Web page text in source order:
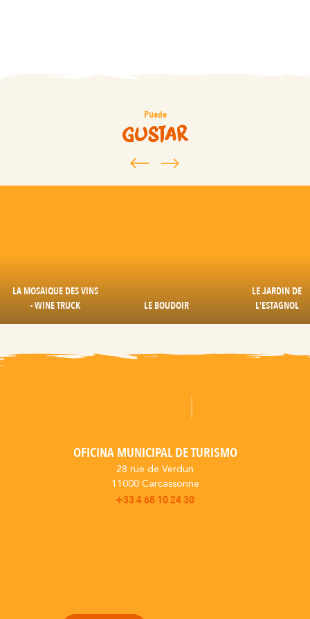
Puede
gustar
LA MOSAIQUE DES VINS
- WINE TRUCK
LE BOUDOIR
LE JARDIN DE
L'ESTAGNOL
OFICINA MUNICIPAL DE TURISMO
28 rue de Verdun
11000 Carcassonne
+33 4 68 10 24 30